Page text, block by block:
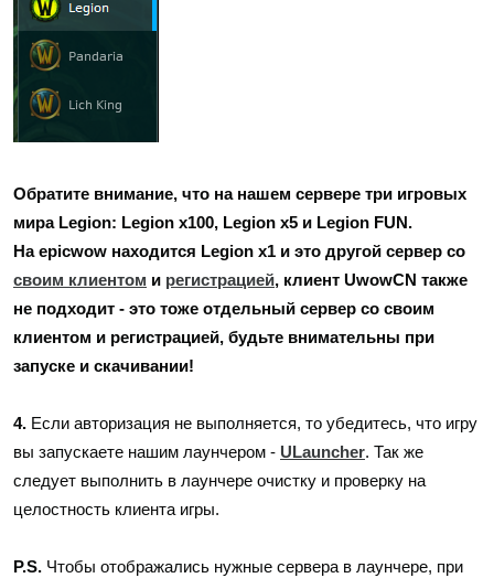
Обратите внимание, что на нашем сервере три игровых
мира Legion: Legion x100, Legion x5 и Legion FUN.
На epicwow находится Legion x1 и это другой сервер со
своим клиентом и регистрацией, клиент UwowCN также
не подходит - это тоже отдельный сервер со своим
клиентом и регистрацией, будьте внимательны при
запуске и скачивании!
4. Если авторизация не выполняется, то убедитесь, что игру
вы запускаете нашим лаунчером - ULauncher. Так же
следует выполнить в лаунчере очистку и проверку на
целостность клиента игры.
P.S. Чтобы отображались нужные сервера в лаунчере, при